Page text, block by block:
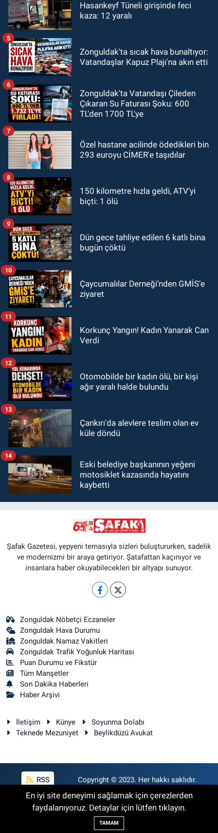
Hasankeyf Tüneli girişinde feci
kaza: 12 yaralı
Zonguldak'ta sıcak hava bunaltıyor:
Vatandaşlar Kapuz Plajı'na akın etti
5
Zonguldak'ta Vatandaşı Çileden
Çıkaran Su Faturası Şoku: 600
TL'den 1700 TL'ye
6
Özel hastane acilinde ödedikleri bin
293 euroyu CİMER'e taşıdılar
7
150 kilometre hızla geldi, ATV’yi
biçti: 1 ölü
8
Dün gece tahliye edilen 6 katlı bina
bugün çöktü
9
Çaycumalılar Derneği’nden GMİS’e
ziyaret
10
Korkunç Yangın! Kadın Yanarak Can
Verdi
11
Otomobilde bir kadın ölü, bir kişi
ağır yaralı halde bulundu
12
Çankırı'da alevlere teslim olan ev
küle döndü
13
Eski belediye başkanının yeğeni
motosiklet kazasında hayatını
kaybetti
14
Şafak Gazetesi, yepyeni temasıyla sizleri buluştururken, sadelik
ve modernizmi bir araya getiriyor. Şatafattan kaçınıyor ve
insanlara haber okuyabilecekleri bir altyapı sunuyor.
Zonguldak Nöbetçi Eczaneler
Zonguldak Hava Durumu
Zonguldak Namaz Vakitleri
Zonguldak Trafik Yoğunluk Haritası
Puan Durumu ve Fikstür
Tüm Manşetler
Son Dakika Haberleri
Haber Arşivi
İletişim Künye
Soyunma Dolabı
Teknede Mezuniyet
Beylikdüzü Avukat
RSS Copyright © 2023. Her hakkı saklıdır.
Haber Yazılımı:TE Bilişim
En iyi site deneyimi sağlamak için çerezlerden
faydalanıyoruz. Detaylar için lütfen tıklayın.
TAMAM